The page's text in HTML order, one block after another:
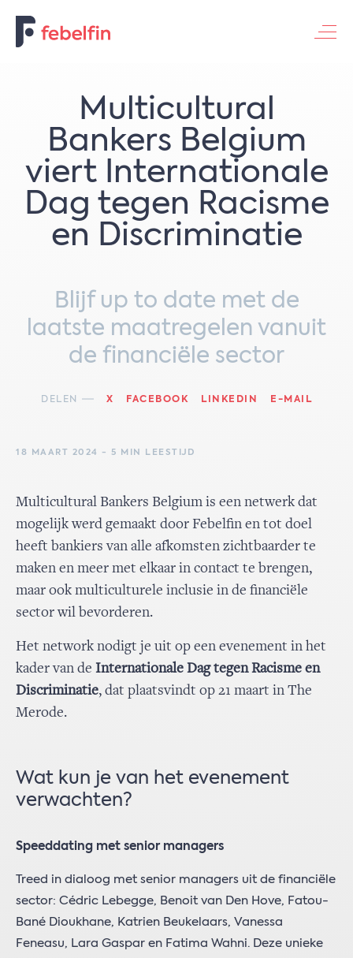
Multicultural
Bankers Belgium
viert Internationale
Dag tegen Racisme
en Discriminatie
Blijf up to date met de
laatste maatregelen vanuit
de financiële sector
DELEN X FACEBOOK LINKEDIN E-MAIL
18 MAART 2024 - 5 MIN LEESTIJD
Multicultural Bankers Belgium is een netwerk dat
mogelijk werd gemaakt door Febelfin en tot doel
heeft bankiers van alle afkomsten zichtbaarder te
maken en meer met elkaar in contact te brengen,
maar ook multiculturele inclusie in de financiële
sector wil bevorderen.
Het network nodigt je uit op een evenement in het
kader van de Internationale Dag tegen Racisme en
Discriminatie, dat plaatsvindt op 21 maart in The
Merode.
Wat kun je van het evenement
verwachten?
Speeddating met senior managers
Treed in dialoog met senior managers uit de financiële
sector: Cédric Lebegge, Benoit van Den Hove, Fatou-
Bané Dioukhane, Katrien Beukelaars, Vanessa
Feneasu, Lara Gaspar en Fatima Wahni. Deze unieke